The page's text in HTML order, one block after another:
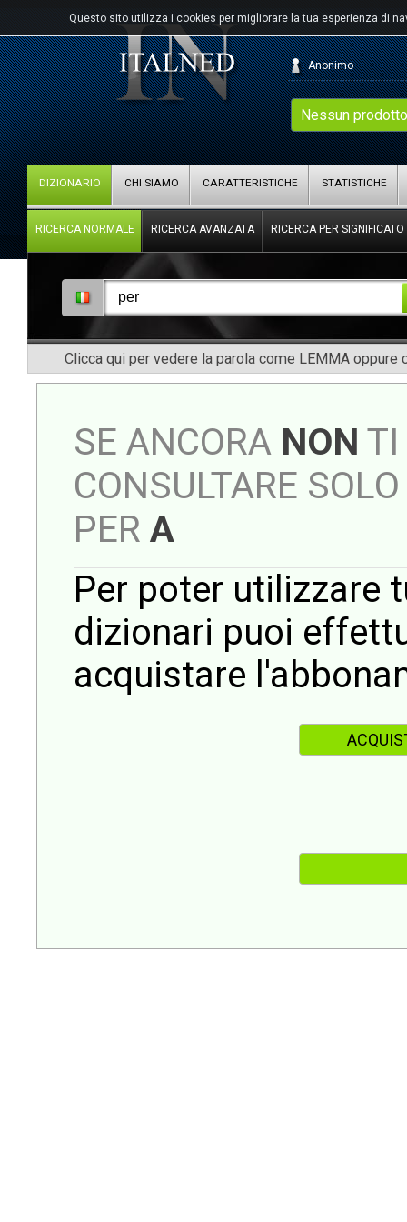
Questo sito utilizza i cookies per migliorare la tua esperienza di
Nessun
Anonimo
DIZIONARIO CHI SIAMO CARATTERISTICHE STATISTICHE
RICERCA NORMALE RICERCA AVANZATA RICERCA PER SIGNIFICATO
Clicca qui per vedere la parola come LEMMA oppure
SE ANCORA NON TI
CONSULTARE
PER A
Per poter utilizzare
dizionari puoi
acquistare